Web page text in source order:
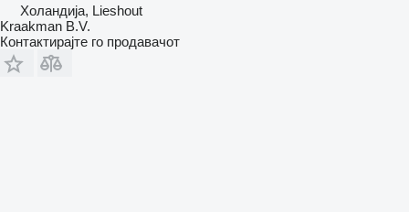
Холандија, Lieshout
Kraakman B.V.
Контактирајте го продавачот